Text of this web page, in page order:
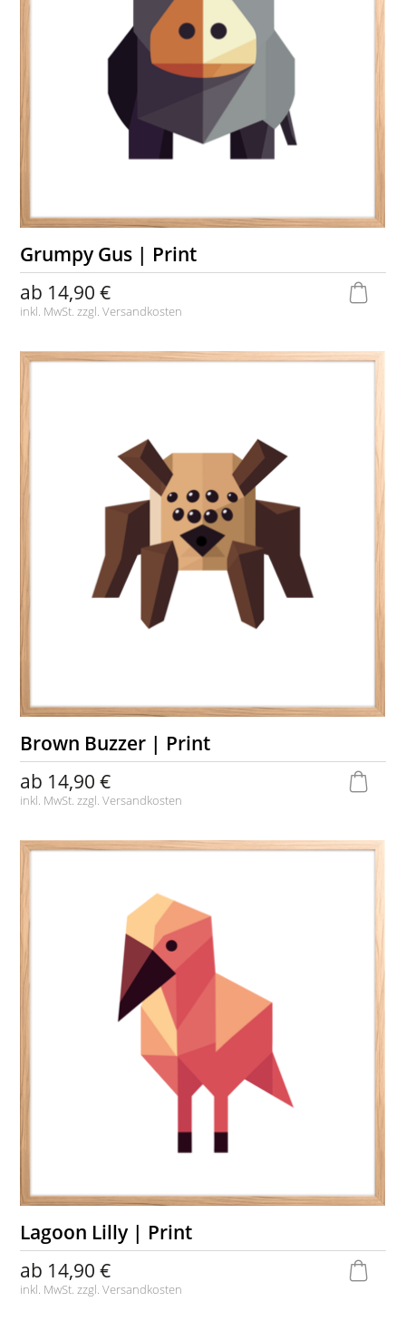
Grumpy Gus | Print
ab 14,90 €
inkl. MwSt. zzgl.Versandkosten
Brown Buzzer | Print
ab 14,90 €
inkl. MwSt. zzgl.Versandkosten
Lagoon Lilly | Print
ab 14,90 €
inkl. MwSt. zzgl.Versandkosten